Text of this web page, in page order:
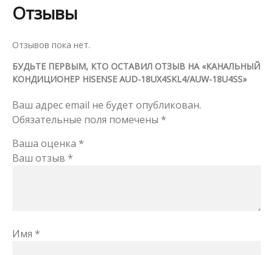
Отзывы
Отзывов пока нет.
БУДЬТЕ ПЕРВЫМ, КТО ОСТАВИЛ ОТЗЫВ НА «КАНАЛЬНЫЙ
КОНДИЦИОНЕР HISENSE AUD-18UX4SKL4/AUW-18U4SS»
Ваш адрес email не будет опубликован.
Обязательные поля помечены *
Ваша оценка *
Ваш отзыв *
Имя *